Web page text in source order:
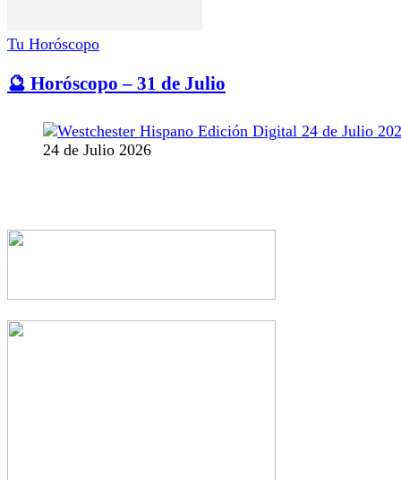
Tu Horóscopo
🔮 Horóscopo – 31 de Julio
24 de Julio 2026